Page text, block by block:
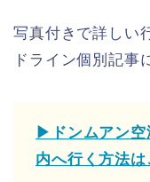
写真付きで詳しい
ドライン個別記事
▶ドンムアン空
内へ行く方法は